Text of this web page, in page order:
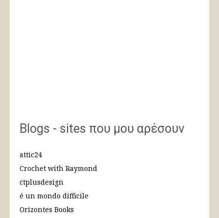
Blogs - sites που μου αρέσουν
attic24
Crochet with Raymond
ctplusdesign
é un mondo difficile
Orizontes Books